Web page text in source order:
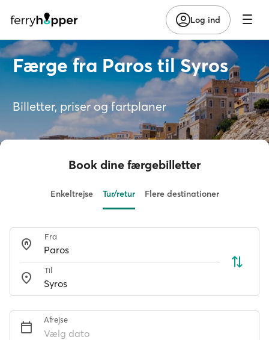
Log ind
Færge fra Paros til Syros
Billetter, priser og fartplaner
Book dine færgebilletter
Enkeltrejse Tur/retur Flere destinationer
Fra
Til
Afrejse
Vælg dato